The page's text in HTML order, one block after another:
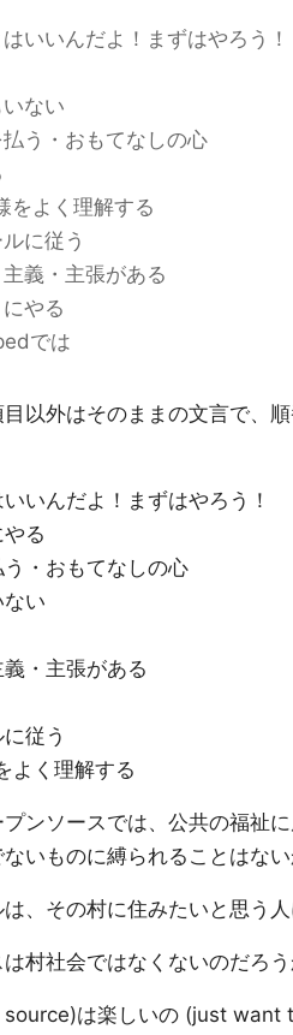
いいんだよ！まずはやろう！
ない
う・おもてなしの心
をよく理解する
に従う
義・主張がある
やる
では
以外はそのままの文言で、
いんだよ！まずはやろう！
る
・おもてなしの心
い
・主張がある
従う
よく理解する
ンソースでは、公共の福祉
いものに縛られることはない
、その村に住みたいと思う
村社会ではなくないのだろう
source)は楽しいの (just want